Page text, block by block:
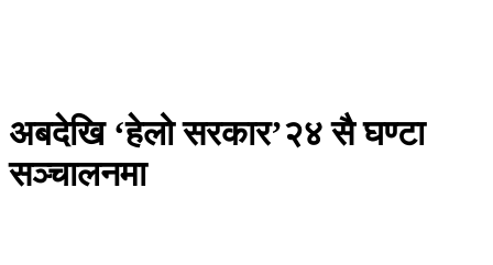
अबदेखि ‘हेलो सरकार’२४ सै घण्टा
सञ्चालनमा